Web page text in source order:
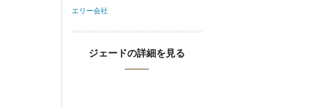
エリー会社
ジェードの詳細を見る